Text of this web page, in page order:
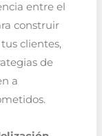
entre el
construir
clientes,
de
a